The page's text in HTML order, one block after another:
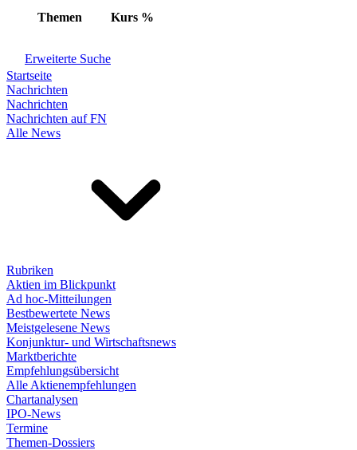
Themen Kurs %
Erweiterte Suche
Startseite
Nachrichten
Nachrichten
Nachrichten auf FN
Alle News
Rubriken
Aktien im Blickpunkt
Ad hoc-Mitteilungen
Bestbewertete News
Meistgelesene News
Konjunktur- und Wirtschaftsnews
Marktberichte
Empfehlungsübersicht
Alle Aktienempfehlungen
Chartanalysen
IPO-News
Termine
Themen-Dossiers